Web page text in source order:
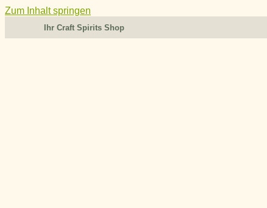
Zum Inhalt springen
Ihr Craft Spirits Shop